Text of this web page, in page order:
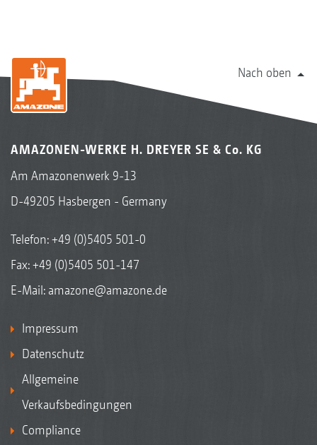
Nach oben
AMAZONEN-WERKE H. DREYER SE & Co. KG
Am Amazonenwerk 9-13
D-49205 Hasbergen - Germany
Telefon:+49 (0)5405 501-0
Fax: +49 (0)5405 501-147
E-Mail: amazone@amazone.de
Impressum
Datenschutz
Allgemeine
Verkaufsbedingungen
Compliance